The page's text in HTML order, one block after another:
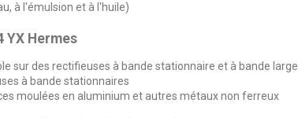
à l'émulsion et à l'huile)
YX Hermes
sur des rectifieuses à bande stationnaire et à bande large
à bande stationnaires
moulées en aluminium et autres métaux non ferreux